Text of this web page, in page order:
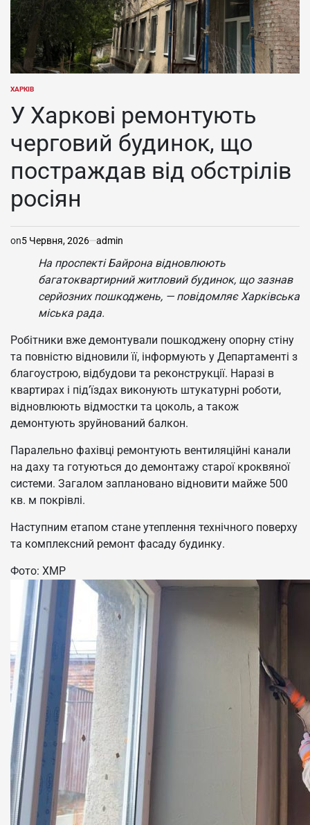
ОПУБЛІКУВАТИ
ХАРКІВ
У Харкові ремонтують
черговий будинок, що
постраждав від обстрілів
росіян
on5 Червня, 2026 admin
На проспекті Байрона відновлюють
багатоквартирний житловий будинок, що зазнав
серйозних пошкоджень, — повідомляє Харківська
міська рада.
Робітники вже демонтували пошкоджену опорну стіну
та повністю відновили її, інформують у Департаменті з
благоустрою, відбудови та реконструкції. Наразі в
квартирах і під’їздах виконують штукатурні роботи,
відновлюють відмостки та цоколь, а також
демонтують зруйнований балкон.
Паралельно фахівці ремонтують вентиляційні канали
на даху та готуються до демонтажу старої кроквяної
системи. Загалом заплановано відновити майже 500
кв. м покрівлі.
Наступним етапом стане утеплення технічного поверху
та комплексний ремонт фасаду будинку.
Фото: ХМР